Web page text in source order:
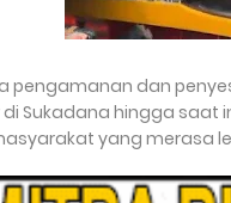
pengamanan dan
Sukadana hingga saat
yang merasa